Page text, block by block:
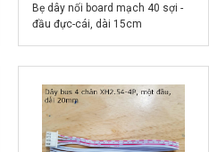
Bẹ dây nối board mạch 40 sợi -
đầu đực-cái, dài 15cm